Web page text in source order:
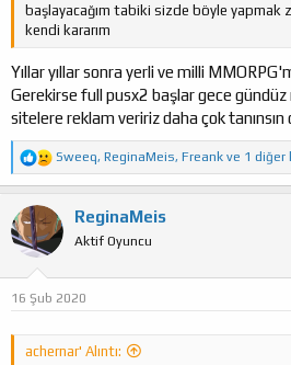
başlayacağım tabiki sizde böyle yapmak
kendi kararım
Yıllar yıllar sonra yerli ve milli
Gerekirse full pusx2 başlar gece gündüz
sitelere reklam veririz daha çok tanınsın
T
e
p
k
i
l
r
:
Sweeq, ReginaMeis, Freank ve 1 diğer
ReginaMeis
Aktif Oyuncu
16 Şub 2020
achernar' Alıntı: